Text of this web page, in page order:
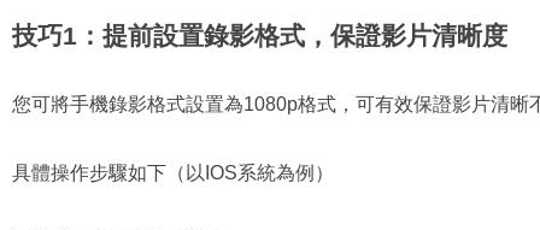
技巧1：提前設置錄影格式，保證影片清晰度
您可將手機錄影格式設置為1080p格式，可有效保證影片清晰
具體操作步驟如下（以IOS系統為例）